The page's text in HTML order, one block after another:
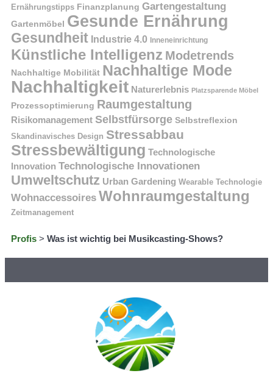
Ernährungstipps Finanzplanung Gartengestaltung
Gartenmöbel Gesunde Ernährung
Gesundheit Industrie 4.0 Inneneinrichtung
Künstliche Intelligenz Modetrends
Nachhaltige Mobilität Nachhaltige Mode
Nachhaltigkeit Naturerlebnis Platzsparende Möbel
Prozessoptimierung Raumgestaltung
Risikomanagement Selbstfürsorge Selbstreflexion
Skandinavisches Design Stressabbau
Stressbewältigung Technologische
Innovation Technologische Innovationen
Umweltschutz Urban Gardening Wearable Technologie
Wohnaccessoires Wohnraumgestaltung
Zeitmanagement
Profis > Was ist wichtig bei Musikcasting-Shows?